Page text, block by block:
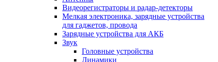
Видеорегистраторы и радар-детекторы
Мелкая электроника, зарядные устройства
для гаджетов, провода
Зарядные устройства для АКБ
Звук
Головные устройства
Динамики